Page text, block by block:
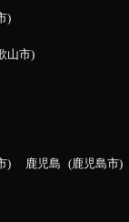
山市
鹿児島 鹿児島市